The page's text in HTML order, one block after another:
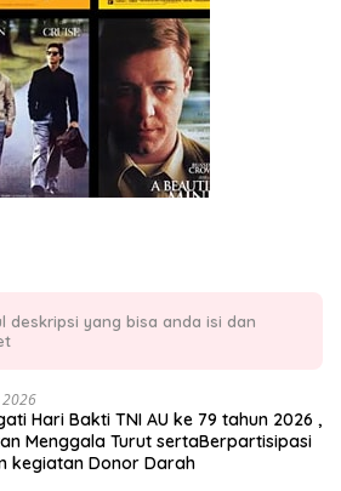
deskripsi yang bisa anda isi dan
2026
Hari Bakti TNI AU ke 79 tahun 2026 ,
Menggala Turut sertaBerpartisipasi
kegiatan Donor Darah